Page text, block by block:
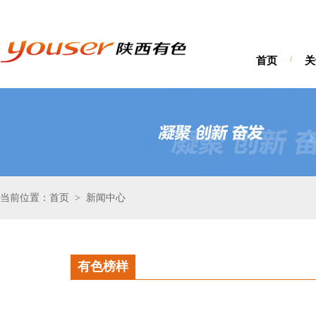
首页 /
当前位置：首页 > 新闻中心
有色榜样